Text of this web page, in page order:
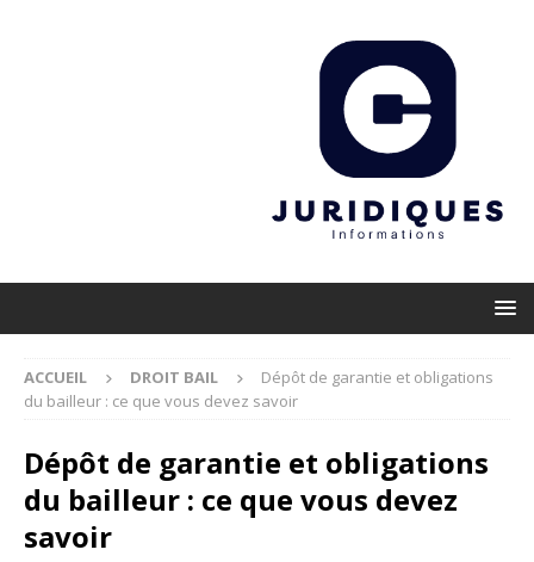
ACCUEIL DROIT BAIL
Dépôt de garantie et obligations
du bailleur : ce que vous devez savoir
Dépôt de garantie et obligations
du bailleur : ce que vous devez
savoir